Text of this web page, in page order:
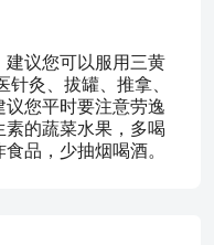
建议您可以服用三黄
针灸、拔罐、推拿、
您平时要注意劳逸
的蔬菜水果，多喝
品，少抽烟喝酒。